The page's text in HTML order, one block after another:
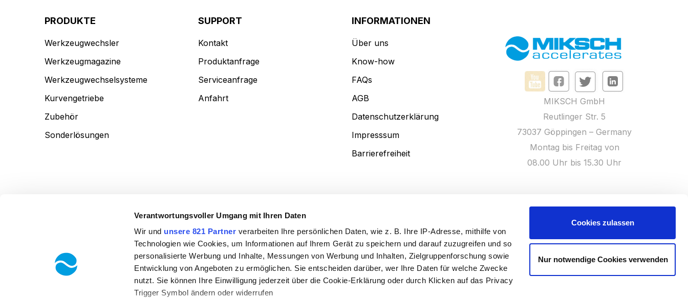
Verantwortungsvoller Umgang mit Ihren Daten
Wir und unsere 821 Partner verarbeiten Ihre persönlichen Daten, wie z. B. Ihre IP-Adresse, mithilfe von
Technologien wie Cookies, um Informationen auf Ihrem Gerät zu speichern und darauf zuzugreifen und so
personalisierte Werbung und Inhalte, Messungen von Werbung und Inhalten, Zielgruppenforschung sowie
Entwicklung von Angeboten zu ermöglichen. Sie entscheiden darüber, wer Ihre Daten für welche Zwecke
nutzt. Sie können Ihre Einwilligung jederzeit über die Cookie-Erklärung oder durch Klicken auf das Privacy
Trigger Symbol ändern oder widerrufen
Cookies zulassen
Nur notwendige Cookies verwenden
PRODUKTE
Werkzeugwechsler
Werkzeugmagazine
Werkzeugwechselsysteme
Kurvengetriebe
Zubehör
Sonderlösungen
SUPPORT
Kontakt
Produktanfrage
Serviceanfrage
Anfahrt
INFORMATIONEN
Über uns
Know-how
FAQs
AGB
Datenschutzerklärung
Impresssum
Barrierefreiheit
MIKSCH GmbH
Reutlinger Str. 5
73037 Göppingen – Germany
Montag bis Freitag von
08.00 Uhr bis 15.30 Uhr